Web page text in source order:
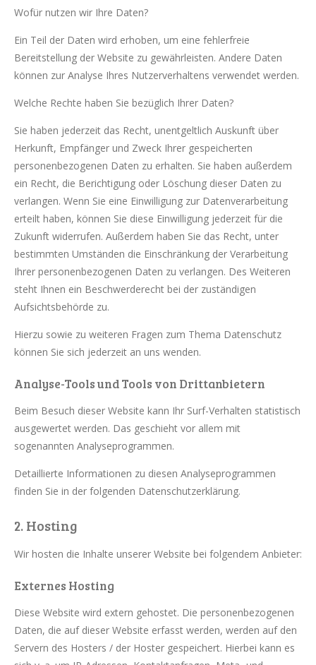
Wofür nutzen wir Ihre Daten?
Ein Teil der Daten wird erhoben, um eine fehlerfreie
Bereitstellung der Website zu gewährleisten. Andere Daten
können zur Analyse Ihres Nutzerverhaltens verwendet werden.
Welche Rechte haben Sie bezüglich Ihrer Daten?
Sie haben jederzeit das Recht, unentgeltlich Auskunft über
Herkunft, Empfänger und Zweck Ihrer gespeicherten
personenbezogenen Daten zu erhalten. Sie haben außerdem
ein Recht, die Berichtigung oder Löschung dieser Daten zu
verlangen. Wenn Sie eine Einwilligung zur Datenverarbeitung
erteilt haben, können Sie diese Einwilligung jederzeit für die
Zukunft widerrufen. Außerdem haben Sie das Recht, unter
bestimmten Umständen die Einschränkung der Verarbeitung
Ihrer personenbezogenen Daten zu verlangen. Des Weiteren
steht Ihnen ein Beschwerderecht bei der zuständigen
Aufsichtsbehörde zu.
Hierzu sowie zu weiteren Fragen zum Thema Datenschutz
können Sie sich jederzeit an uns wenden.
Analyse-Tools und Tools von Dritt­anbietern
Beim Besuch dieser Website kann Ihr Surf-Verhalten statistisch
ausgewertet werden. Das geschieht vor allem mit
sogenannten Analyseprogrammen.
Detaillierte Informationen zu diesen Analyseprogrammen
finden Sie in der folgenden Datenschutzerklärung.
2. Hosting
Wir hosten die Inhalte unserer Website bei folgendem Anbieter:
Externes Hosting
Diese Website wird extern gehostet. Die personenbezogenen
Daten, die auf dieser Website erfasst werden, werden auf den
Servern des Hosters / der Hoster gespeichert. Hierbei kann es